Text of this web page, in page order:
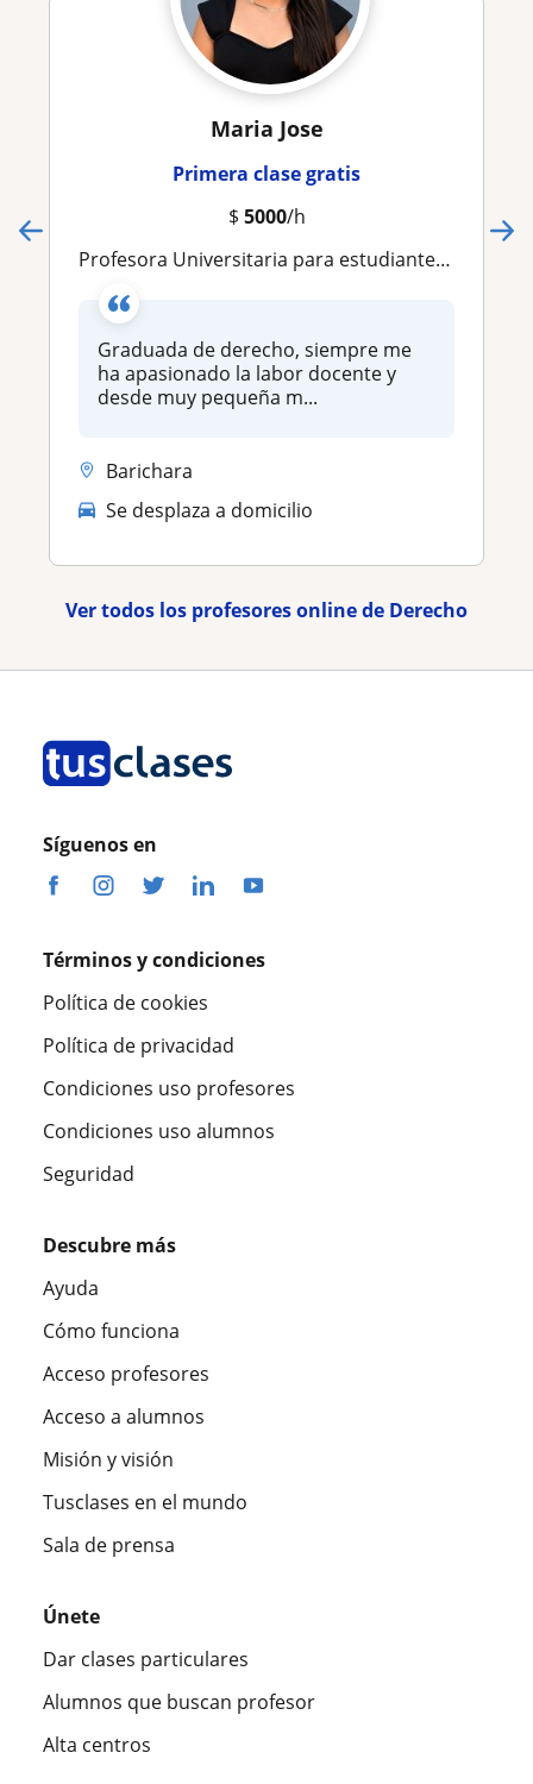
Maria Jose
Primera clase gratis
$ 5000/h
Profesora Universitaria para estudiantes de derecho
Graduada de derecho, siempre me
ha apasionado la labor docente y
desde muy pequeña m...
Barichara
Se desplaza a domicilio
Ver todos los profesores online de Derecho
Síguenos en
Términos y condiciones
Política de cookies
Política de privacidad
Condiciones uso profesores
Condiciones uso alumnos
Seguridad
Descubre más
Ayuda
Cómo funciona
Acceso profesores
Acceso a alumnos
Misión y visión
Tusclases en el mundo
Sala de prensa
Únete
Dar clases particulares
Alumnos que buscan profesor
Alta centros